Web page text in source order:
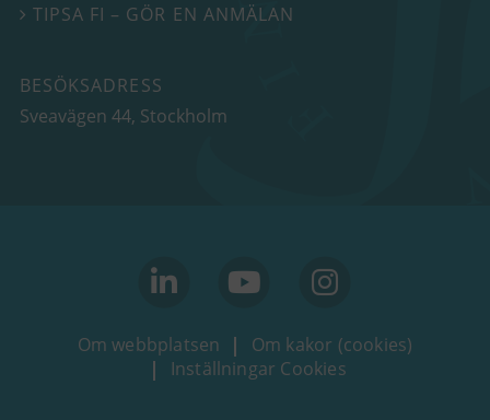
TIPSA FI – GÖR EN ANMÄLAN
BESÖKSADRESS
Sveavägen 44, Stockholm
Om webbplatsen
Om kakor (cookies)
Inställningar Cookies